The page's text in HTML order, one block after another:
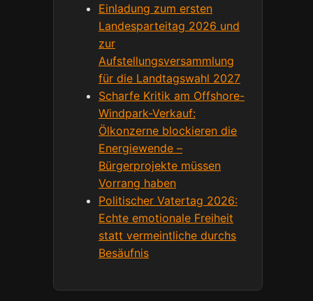
Einladung zum ersten
Landesparteitag 2026 und
zur
Aufstellungsversammlung
für die Landtagswahl 2027
Scharfe Kritik am Offshore-
Windpark-Verkauf:
Ölkonzerne blockieren die
Energiewende –
Bürgerprojekte müssen
Vorrang haben
Politischer Vatertag 2026:
Echte emotionale Freiheit
statt vermeintliche durchs
Besäufnis